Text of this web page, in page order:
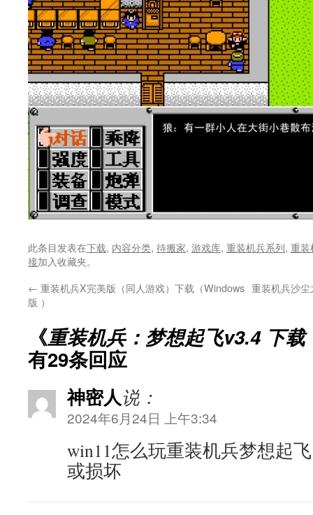
此条目发表在下载, 内容分类, 待搬家, 游戏库, 重装机兵系列, 重装
接加入收藏夹。
← 重装机兵X完美版（同人游戏）下载（Windows
版 ）
重装机兵沙
《重装机兵：梦想起飞v3.4 下
有29条回应
神密人说：
2024年6月24日 上午3:34
win11怎么玩重装机兵梦想起
或损坏